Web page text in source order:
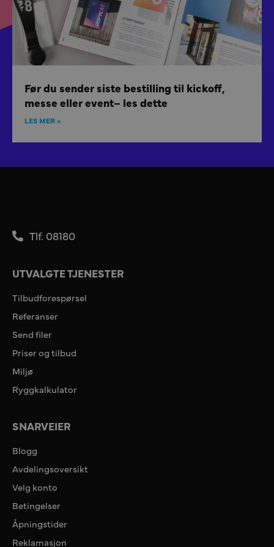
Før du sender siste bestilling til kickoff,
messe eller event– les dette
LES MER »
Tlf. 08180
UTVALGTE TJENESTER
Tilbudforespørsel
Referanser
Send filer
Priser og tilbud
Miljø
Ryggkalkulator
SNARVEIER
Blogg
Avdelingsoversikt
Velg konto
Betingelser
Åpningstider
Reklamasjon